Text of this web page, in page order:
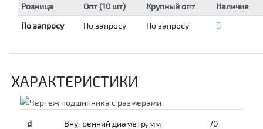
Розница Опт (10 шт) Крупный опт
Наличие
По запросу
По запросу По запросу
ХАРАКТЕРИСТИКИ
d Внутренний диаметр, мм 70